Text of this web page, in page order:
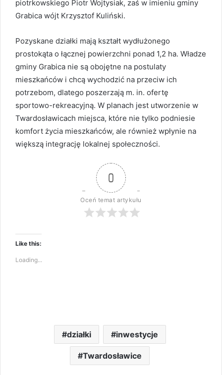
piotrkowskiego Piotr Wojtysiak, zaś w imieniu gminy
Grabica wójt Krzysztof Kuliński.
Pozyskane działki mają kształt wydłużonego
prostokąta o łącznej powierzchni ponad 1,2 ha. Władze
gminy Grabica nie są obojętne na postulaty
mieszkańców i chcą wychodzić na przeciw ich
potrzebom, dlatego poszerzają m. in. ofertę
sportowo-rekreacyjną. W planach jest utworzenie w
Twardosławicach miejsca, które nie tylko podniesie
komfort życia mieszkańców, ale również wpłynie na
większą integrację lokalnej społeczności.
0
Oceń temat artykułu
Like this:
Loading...
działki inwestycje
Twardosławice